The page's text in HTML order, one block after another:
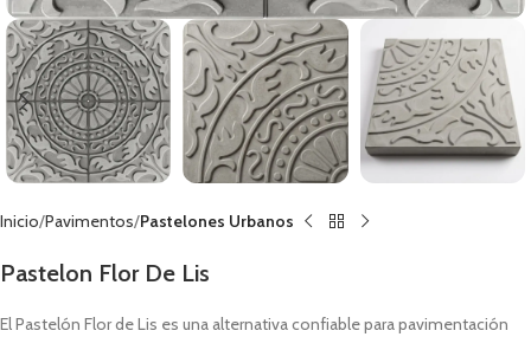
Inicio Pavimentos Pastelones Urbanos
Pastelon Flor De Lis
El Pastelón Flor de Lis es una alternativa confiable para pavimentación